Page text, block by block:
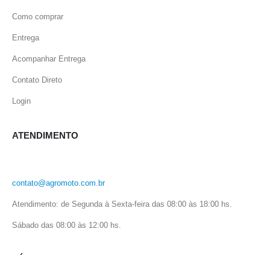
Como comprar
Entrega
Acompanhar Entrega
Contato Direto
Login
ATENDIMENTO
contato@agromoto.com.br
Atendimento: de Segunda à Sexta-feira das 08:00 às 18:00 hs.
Sábado das 08:00 às 12:00 hs.